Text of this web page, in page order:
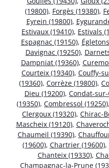
(19800), Forgès (19380),
Eyrein (19800),
Estivaux (19410), Estivals
Espagnac (19150),
Davignac (19250),
Dampniat (19360),
Courteix (19340), Couffy-
(19360), Corrèze (19800),
Dieu (19200), Condat-sur-
(19350), Combressol (19250),
Clergoux (19320), Chirac-
Mascheix (19120),
Chaumeil (19390),
(19600), Chartrier (19600),
Chanteix (19330),
Champagnac-la-Prune